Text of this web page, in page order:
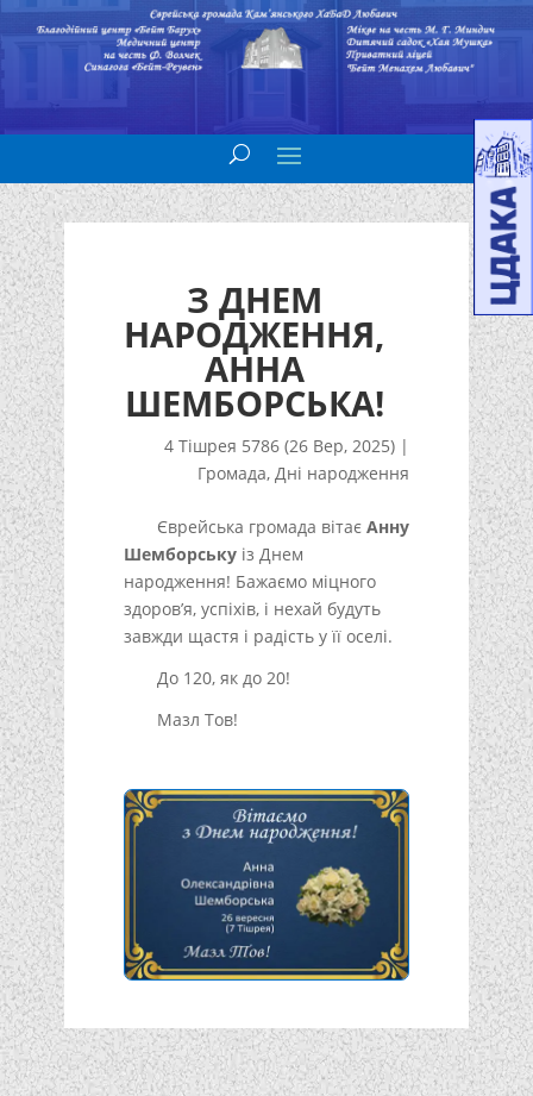
З ДНЕМ
НАРОДЖЕННЯ,
АННА
ШЕМБОРСЬКА!
4 Тішрея 5786 (26 Вер, 2025) |
Громада,Дні народження
Єврейська громада вітає Анну
Шемборськуіз Днем
народження! Бажаємо міцного
здоров’я, успіхів, і нехай будуть
завжди щастя і радість у її оселі.
До 120, як до 20!
Мазл Тов!
Подписывайтесь!